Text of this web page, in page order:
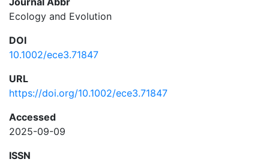
Ecology and Evolution
DOI
10.1002/ece3.71847
URL
https://doi.org/10.1002/ece3.71847
Accessed
2025-09-09
ISSN